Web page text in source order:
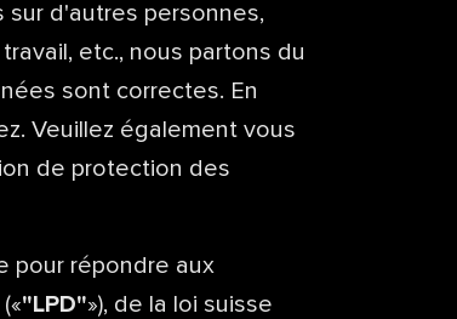
sur d'autres personnes,
etc., nous partons du
sont correctes. En
Veuillez également vous
de protection des
pour répondre aux
"LPD"»), de la loi suisse